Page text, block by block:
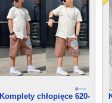
Komplety chłopięce 620-